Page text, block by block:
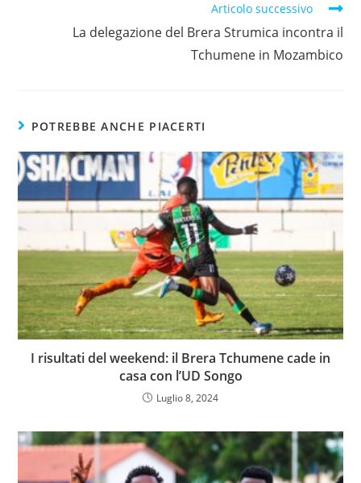
Articolo successivo
La delegazione del Brera Strumica incontra il
Tchumene in Mozambico
POTREBBE ANCHE PIACERTI
I risultati del weekend: il Brera Tchumene cade in
casa con l’UD Songo
Luglio 8, 2024